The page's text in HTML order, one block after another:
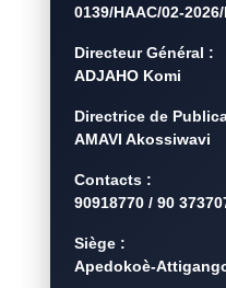
0139/HAAC/02-
Directeur Général :
ADJAHO Komi
Directrice de
AMAVI Akossiwavi
Contacts :
90918770 / 90
Siège :
Apedokoè-